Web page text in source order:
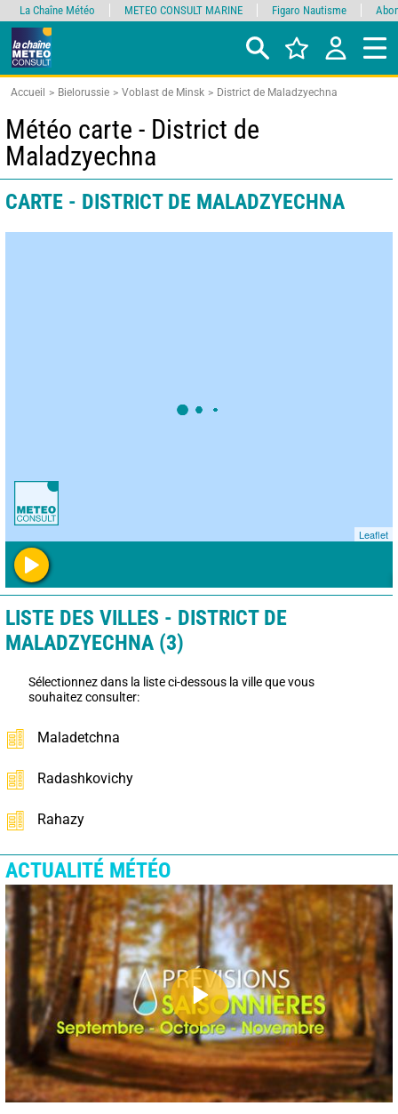
Accueil Bielorussie Voblast de Minsk District de Maladzyechna
Météo carte - District de
Maladzyechna
CARTE - DISTRICT DE MALADZYECHNA
Leaflet
LISTE DES VILLES - DISTRICT DE
MALADZYECHNA (3)
Sélectionnez dans la liste ci-dessous la ville que vous
souhaitez consulter:
Maladetchna
Radashkovichy
Rahazy
ACTUALITÉ MÉTÉO
La Chaîne Météo METEO CONSULT MARINE Figaro Nautisme